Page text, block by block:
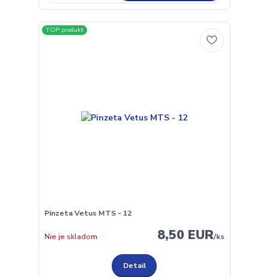
TOP produkt
Pinzeta Vetus MTS - 12
8,50 EUR/ks
Nie je skladom
Detail